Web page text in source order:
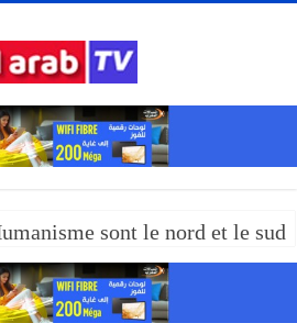
sont le nord et le